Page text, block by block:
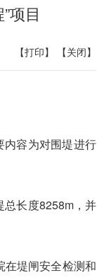
项目
【打印】 【关闭】
内容为对围堤进行
总长度8258m，并
在堤闸安全检测和